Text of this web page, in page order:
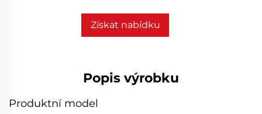
Získat nabídku
Popis výrobku
Produktní model